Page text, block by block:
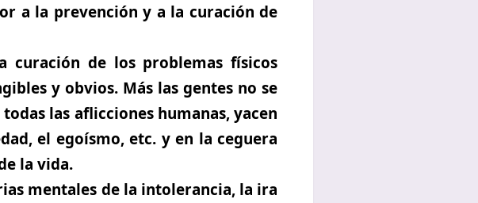
a la prevención y a la curación de
de los problemas físicos
y obvios. Más las gentes no se
las aflicciones humanas, yacen
el egoísmo, etc. y en la ceguera
la vida.
mentales de la intolerancia, la ira